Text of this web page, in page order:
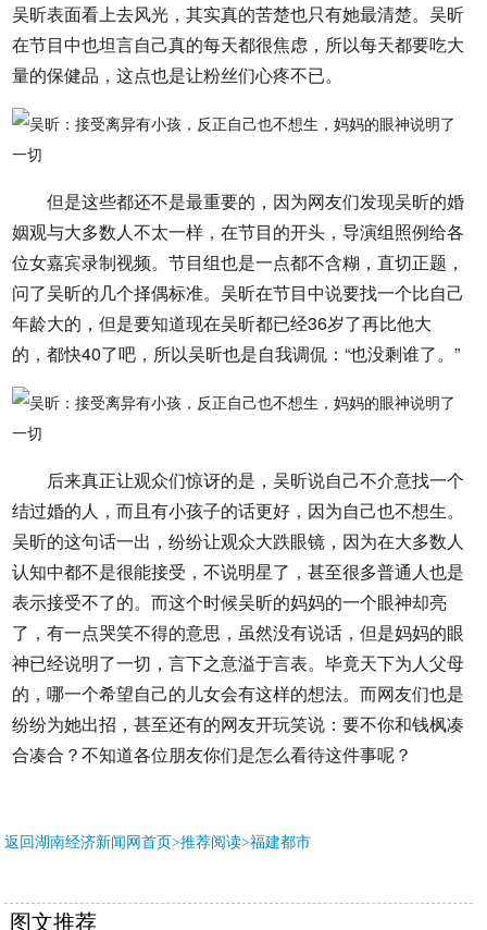
吴昕表面看上去风光，其实真的苦楚也只有她最清楚。吴昕
在节目中也坦言自己真的每天都很焦虑，所以每天都要吃大
量的保健品，这点也是让粉丝们心疼不已。
但是这些都还不是最重要的，因为网友们发现吴昕的婚
姻观与大多数人不太一样，在节目的开头，导演组照例给各
位女嘉宾录制视频。节目组也是一点都不含糊，直切正题，
问了吴昕的几个择偶标准。吴昕在节目中说要找一个比自己
年龄大的，但是要知道现在吴昕都已经36岁了再比他大
的，都快40了吧，所以吴昕也是自我调侃：“也没剩谁了。”
后来真正让观众们惊讶的是，吴昕说自己不介意找一个
结过婚的人，而且有小孩子的话更好，因为自己也不想生。
吴昕的这句话一出，纷纷让观众大跌眼镜，因为在大多数人
认知中都不是很能接受，不说明星了，甚至很多普通人也是
表示接受不了的。而这个时候吴昕的妈妈的一个眼神却亮
了，有一点哭笑不得的意思，虽然没有说话，但是妈妈的眼
神已经说明了一切，言下之意溢于言表。毕竟天下为人父母
的，哪一个希望自己的儿女会有这样的想法。而网友们也是
纷纷为她出招，甚至还有的网友开玩笑说：要不你和钱枫凑
合凑合？不知道各位朋友你们是怎么看待这件事呢？
返回湖南经济新闻网首页>推荐阅读>福建都市
图文推荐